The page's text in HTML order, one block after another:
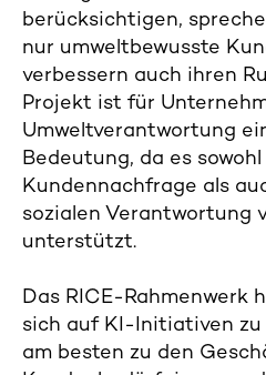
berücksichtigen,
nur umweltbewusste
verbessern auch ihren
Projekt ist für
Umweltverantwortung
Bedeutung, da es sowohl
Kundennachfrage als
sozialen Verantwortung
unterstützt.
Das RICE-Rahmenwerk
sich auf KI-Initiativen zu
am besten zu den